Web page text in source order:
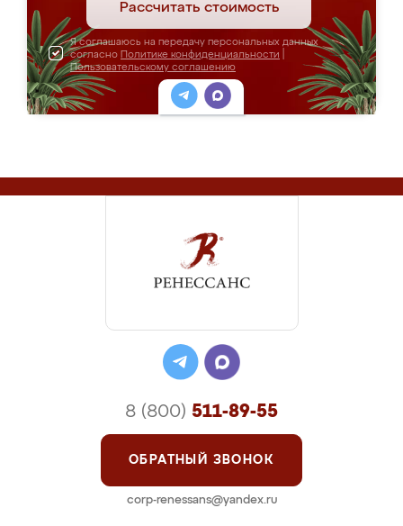
Рассчитать стоимость
Я соглашаюсь на передачу персональных данных
согласно Политике конфиденциальности
Пользовательскому соглашению
8 (800) 511-89-55
ОБРАТНЫЙ ЗВОНОК
corp-renessans@yandex.ru